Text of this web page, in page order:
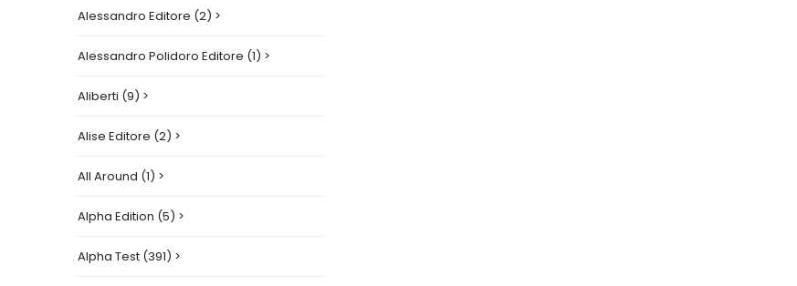
Alessandro Editore (2) >
Alessandro Polidoro Editore (1) >
Aliberti (9) >
Alise Editore (2) >
All Around (1) >
Alpha Edition (5) >
Alpha Test (391) >